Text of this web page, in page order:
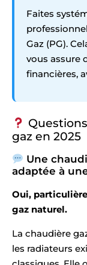
Faites
Gaz (PG).
vous assure
financières,
gaz en 2025
Une
adaptée à
Oui,
gaz naturel.
La chaudière
les radiateurs